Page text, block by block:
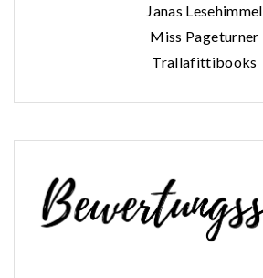
Janas Lesehimmel
Miss Pageturner
Trallafittibooks